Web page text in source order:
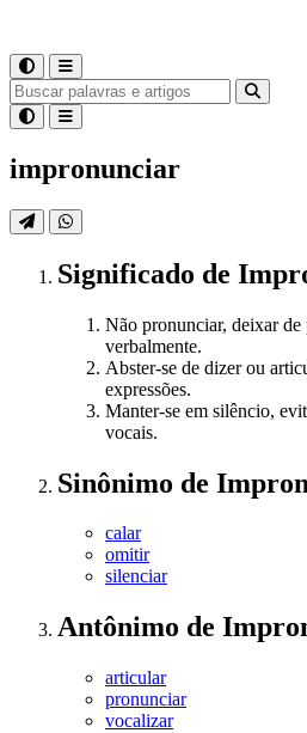
impronunciar
Significado de
Não pronunciar, deixar de
verbalmente.
Abster-se de dizer ou
expressões.
Manter-se em silêncio,
vocais.
Sinônimo de
calar
omitir
silenciar
Antônimo de
articular
pronunciar
vocalizar